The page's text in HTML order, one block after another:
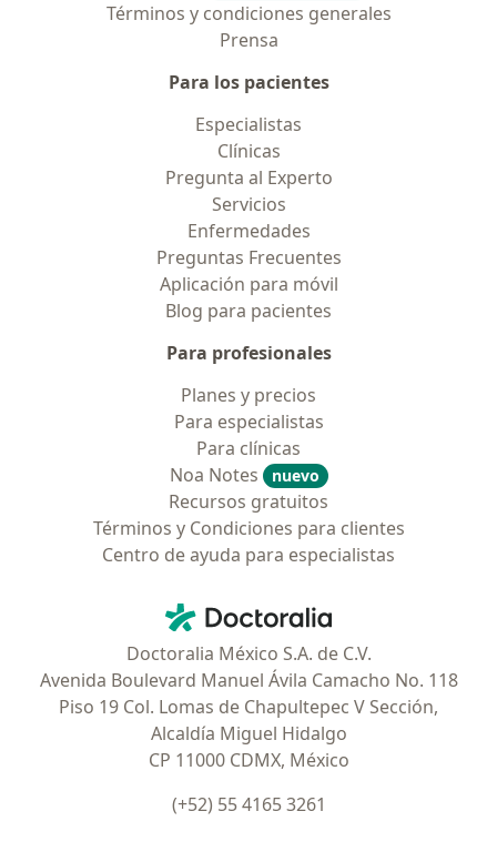
Términos y condiciones generales
Prensa
Para los pacientes
Especialistas
Clínicas
Pregunta al Experto
Servicios
Enfermedades
Preguntas Frecuentes
Aplicación para móvil
Blog para pacientes
Para profesionales
Planes y precios
Para especialistas
Para clínicas
Noa Notes
nuevo
Recursos gratuitos
Términos y Condiciones para clientes
Centro de ayuda para especialistas
Doctoralia - Página de inicio
Doctoralia México S.A. de C.V.
Avenida Boulevard Manuel Ávila Camacho No. 118
Piso 19 Col. Lomas de Chapultepec V Sección,
Alcaldía Miguel Hidalgo
CP 11000 CDMX, México
(+52) 55 4165 3261